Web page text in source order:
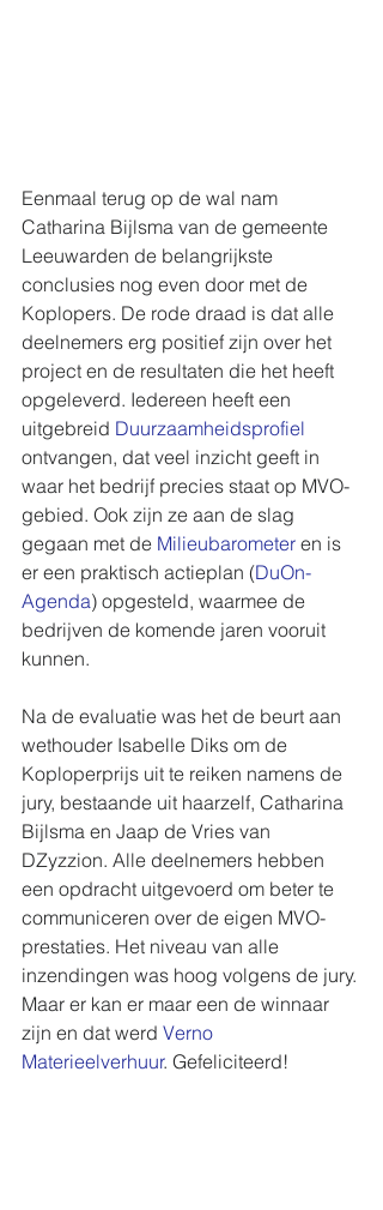
Eenmaal terug op de wal nam
Catharina Bijlsma van de gemeente
Leeuwarden de belangrijkste
conclusies nog even door met de
Koplopers. De rode draad is dat alle
deelnemers erg positief zijn over het
project en de resultaten die het heeft
opgeleverd. Iedereen heeft een
uitgebreid Duurzaamheidsprofiel
ontvangen, dat veel inzicht geeft in
waar het bedrijf precies staat op MVO-
gebied. Ook zijn ze aan de slag
gegaan met de Milieubarometer en is
er een praktisch actieplan (DuOn-
Agenda) opgesteld, waarmee de
bedrijven de komende jaren vooruit
kunnen.
Na de evaluatie was het de beurt aan
wethouder Isabelle Diks om de
Koploperprijs uit te reiken namens de
jury, bestaande uit haarzelf, Catharina
Bijlsma en Jaap de Vries van
DZyzzion. Alle deelnemers hebben
een opdracht uitgevoerd om beter te
communiceren over de eigen MVO-
prestaties. Het niveau van alle
inzendingen was hoog volgens de jury.
Maar er kan er maar een de winnaar
zijn en dat werd Verno
Materieelverhuur. Gefeliciteerd!